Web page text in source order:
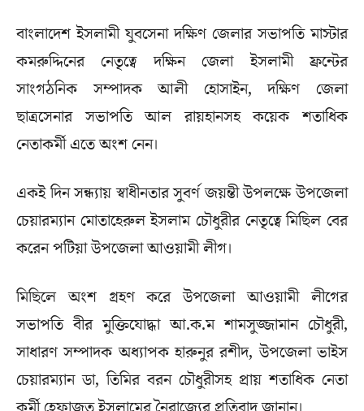
বাংলাদেশ ইসলামী যুবসেনা দক্ষিণ জেলার সভাপতি মাস্টার
কমরুদ্দিনের নেতৃত্বে দক্ষিন জেলা ইসলামী ফ্রন্টের
সাংগঠনিক সম্পাদক আলী হোসাইন, দক্ষিণ জেলা
ছাত্রসেনার সভাপতি আল রায়হানসহ কয়েক শতাধিক
নেতাকর্মী এতে অংশ নেন।
একই দিন সন্ধ্যায় স্বাধীনতার সুবর্ণ জয়ন্তী উপলক্ষে উপজেলা
চেয়ারম্যান মোতাহেরুল ইসলাম চৌধুরীর নেতৃত্বে মিছিল বের
করেন পটিয়া উপজেলা আওয়ামী লীগ।
মিছিলে অংশ গ্রহণ করে উপজেলা আওয়ামী লীগের
সভাপতি বীর মুক্তিযোদ্ধা আ.ক.ম শামসুজ্জামান চৌধুরী,
সাধারণ সম্পাদক অধ্যাপক হারুনুর রশীদ, উপজেলা ভাইস
চেয়ারম্যান ডা, তিমির বরন চৌধুরীসহ প্রায় শতাধিক নেতা